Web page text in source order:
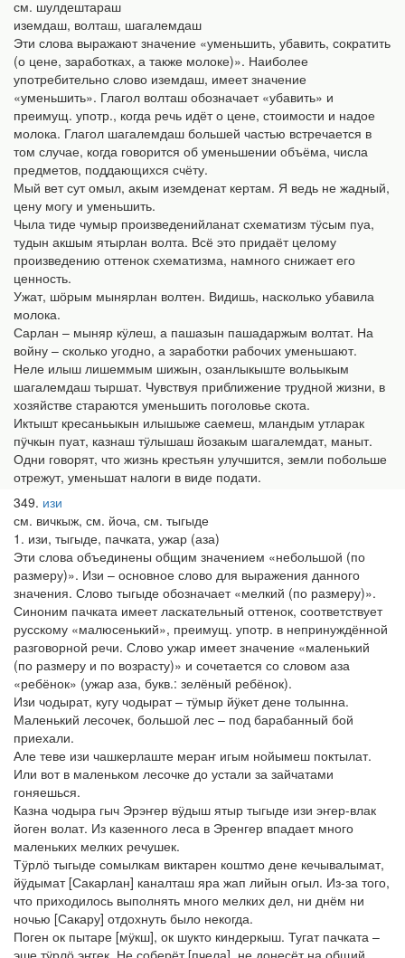
см. шулдештараш
иземдаш, волташ, шагалемдаш
Эти слова выражают значение «уменьшить, убавить, сократить
(о цене, заработках, а также молоке)». Наиболее
употребительно слово иземдаш, имеет значение
«уменьшить». Глагол волташ обозначает «убавить» и
преимущ. употр., когда речь идёт о цене, стоимости и надое
молока. Глагол шагалемдаш большей частью встречается в
том случае, когда говорится об уменьшении объёма, числа
предметов, поддающихся счёту.
Мый вет сут омыл, акым иземденат кертам. Я ведь не жадный,
цену могу и уменьшить.
Чыла тиде чумыр произведенийланат схематизм тӱсым пуа,
тудын акшым ятырлан волта. Всё это придаёт целому
произведению оттенок схематизма, намного снижает его
ценность.
Ужат, шӧрым мынярлан волтен. Видишь, насколько убавила
молока.
Сарлан – мыняр кӱлеш, а пашазын пашадаржым волтат. На
войну – сколько угодно, а заработки рабочих уменьшают.
Неле илыш лишеммым шижын, озанлыкыште вольыкым
шагалемдаш тыршат. Чувствуя приближение трудной жизни, в
хозяйстве стараются уменьшить поголовье скота.
Иктышт кресаньыкын илышыже саемеш, мландым утларак
пӱчкын пуат, казнаш тӱлышаш йозакым шагалемдат, маныт.
Одни говорят, что жизнь крестьян улучшится, земли побольше
отрежут, уменьшат налоги в виде подати.
349 изи
см. вичкыж, см. йоча, см. тыгыде
1. изи, тыгыде, пачката, ужар (аза)
Эти слова объединены общим значением «небольшой (по
размеру)». Изи – основное слово для выражения данного
значения. Слово тыгыде обозначает «мелкий (по размеру)».
Синоним пачката имеет ласкательный оттенок, соответствует
русскому «малюсенький», преимущ. употр. в непринуждённой
разговорной речи. Слово ужар имеет значение «маленький
(по размеру и по возрасту)» и сочетается со словом аза
«ребёнок» (ужар аза, букв.: зелёный ребёнок).
Изи чодырат, кугу чодырат – тӱмыр йӱкет дене толынна.
Маленький лесочек, большой лес – под барабанный бой
приехали.
Але теве изи чашкерлаште мераҥ игым нойымеш поктылат.
Или вот в маленьком лесочке до устали за зайчатами
гоняешься.
Казна чодыра гыч Эрэҥер вӱдыш ятыр тыгыде изи эҥер-влак
йоген волат. Из казенного леса в Эренгер впадает много
маленьких мелких речушек.
Тӱрлӧ тыгыде сомылкам виктарен коштмо дене кечывалымат,
йӱдымат [Сакарлан] каналташ яра жап лийын огыл. Из-за того,
что приходилось выполнять много мелких дел, ни днём ни
ночью [Сакару] отдохнуть было некогда.
Поген ок пытаре [мӱкш], ок шукто киндеркыш. Тугат пачката –
эше тӱрлӧ эҥгек. Не соберёт [пчела], не донесёт на общий